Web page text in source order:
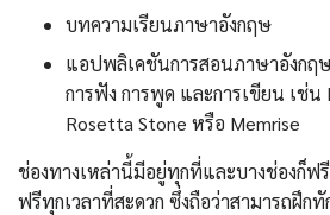
บทความเรียนภาษาอังกฤษ
แอปพลิเคชันการสอนภาษาอังกฤ
การฟัง การพูด และการเขียน เช่น
Rosetta Stone หรือ Memrise
ช่องทางเหล่านี้มีอยู่ทุกที่และบางช่องก็ฟ
ฟรีทุกเวลาที่สะดวก ซึ่งถือว่าสามารถฝึก